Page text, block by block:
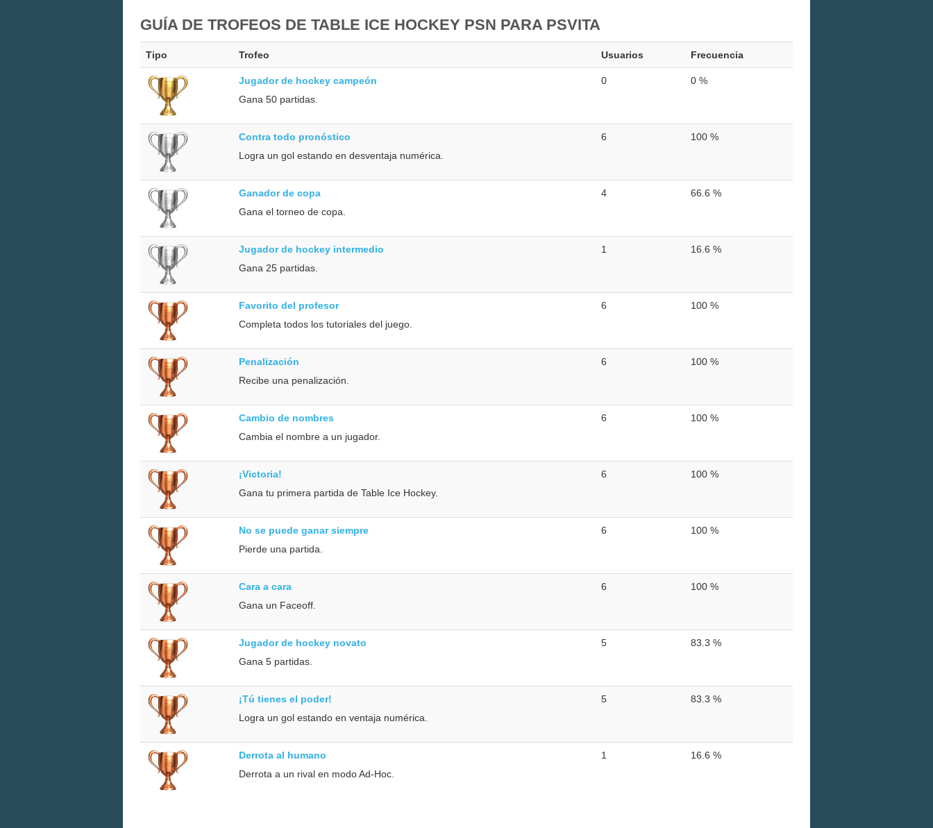
GUÍA DE TROFEOS DE TABLE ICE HOCKEY PSN PARA PSVITA
Tipo Trofeo Usuarios Frecuencia
Jugador de hockey campeón
Gana 50 partidas.
0 0 %
Contra todo pronóstico
Logra un gol estando en desventaja numérica.
6 100 %
Ganador de copa
Gana el torneo de copa.
4 66.6 %
Jugador de hockey intermedio
Gana 25 partidas.
1 16.6 %
Favorito del profesor
Completa todos los tutoriales del juego.
6 100 %
Penalización
Recibe una penalización.
6 100 %
Cambio de nombres
Cambia el nombre a un jugador.
6 100 %
¡Victoria!
Gana tu primera partida de Table Ice Hockey.
6 100 %
No se puede ganar siempre
Pierde una partida.
6 100 %
Cara a cara
Gana un Faceoff.
6 100 %
Jugador de hockey novato
Gana 5 partidas.
5 83.3 %
¡Tú tienes el poder!
Logra un gol estando en ventaja numérica.
5 83.3 %
Derrota al humano
Derrota a un rival en modo Ad-Hoc.
1 16.6 %